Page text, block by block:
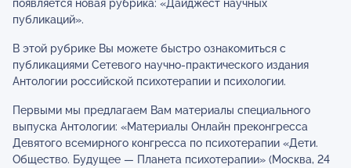
появляется новая рубрика: «Дайджест научных
публикаций».
В этой рубрике Вы можете быстро ознакомиться с
публикациями Сетевого научно-практического издания
Антологии российской психотерапии и психологии.
Первыми мы предлагаем Вам материалы специального
выпуска Антологии: «Материалы Онлайн преконгресса
Девятого всемирного конгресса по психотерапии «Дети.
Общество. Будущее — Планета психотерапии» (Москва, 24